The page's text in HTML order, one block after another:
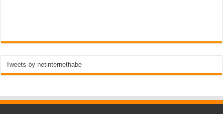
Tweets by netinternethabe